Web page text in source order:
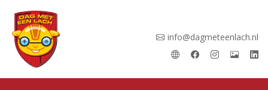
info@dagmeteenlach.nl